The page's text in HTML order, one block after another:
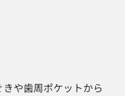
や歯周ポケットから